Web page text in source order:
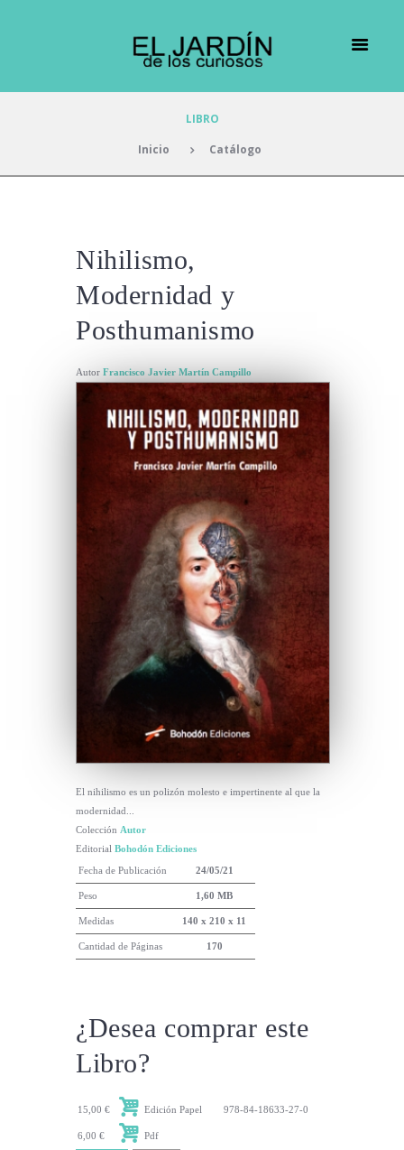
LIBRO
Inicio Catálogo
Nihilismo,
Modernidad y
Posthumanismo
Autor Francisco Javier Martín Campillo
El nihilismo es un polizón molesto e impertinente al que la
modernidad...
Colección Autor
Editorial Bohodón Ediciones
Fecha de Publicación
24/05/21
Peso 1,60 MB
Medidas 140 x 210 x 11
Cantidad de Páginas 170
¿Desea comprar este
Libro?
15,00 € Edición Papel 978-84-18633-27-0
6,00 € Pdf